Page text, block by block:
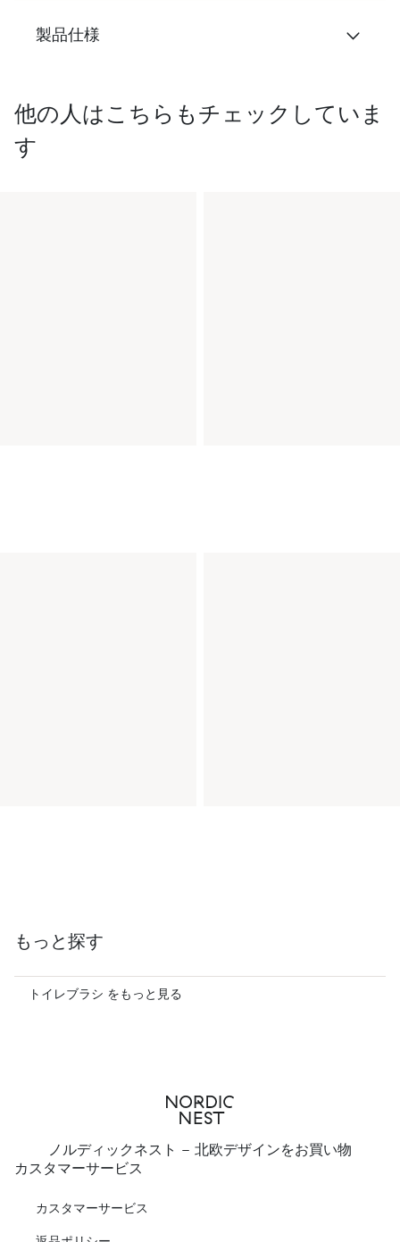
製品仕様
他の人はこちらもチェックしていま
す
もっと探す
トイレブラシ をもっと見る
ノルディックネスト - 北欧デザインをお買い物
カスタマーサービス
カスタマーサービス